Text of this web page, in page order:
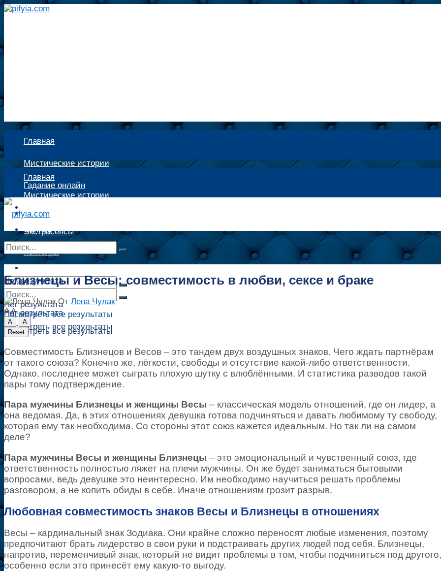
Главная
Мистические истории
Гадание онлайн
Сонник
Контакты
Нет результата
Посмотреть все результаты
Главная
Мистические истории
Гадание онлайн
Экстрасенсы
Сонник
Нет результата
Посмотреть все результаты
Нет результата
Посмотреть все результаты
Близнецы и Весы: совместимость в любви, сексе и браке
От Лена Чулак
A A
A
A
Reset
Совместимость Близнецов и Весов – это тандем двух воздушных знаков. Чего ждать партнёрам
от такого союза? Конечно же, лёгкости, свободы и отсутствие какой-либо ответственности.
Однако, последнее может сыграть плохую шутку с влюблёнными. И статистика разводов такой
пары тому подтверждение.
Пара мужчины Близнецы и женщины Весы – классическая модель отношений, где он лидер, а
она ведомая. Да, в этих отношениях девушка готова подчиняться и давать любимому ту свободу,
которая ему так необходима. Со стороны этот союз кажется идеальным. Но так ли на самом
деле?
Пара мужчины Весы и женщины Близнецы – это эмоциональный и чувственный союз, где
ответственность полностью ляжет на плечи мужчины. Он же будет заниматься бытовыми
вопросами, ведь девушке это неинтересно. Им необходимо научиться решать проблемы
разговором, а не копить обиды в себе. Иначе отношениям грозит разрыв.
Любовная совместимость знаков Весы и Близнецы в отношениях
Весы – кардинальный знак Зодиака. Они крайне сложно переносят любые изменения, поэтому
предпочитают брать лидерство в свои руки и подстраивать других людей под себя. Близнецы,
напротив, переменчивый знак, который не видит проблемы в том, чтобы подчиниться под другого,
особенно если это принесёт ему какую-то выгоду.